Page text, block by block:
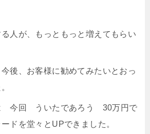
人が、もっともっと増えてもらい
後、お客様に勧めてみたいとおっ
今回 ういたであろう 30万円で
ドを堂々とUPできました。